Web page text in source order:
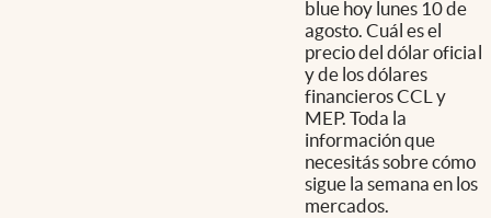
blue hoy lunes 10 de
agosto. Cuál es el
precio del dólar oficial
y de los dólares
financieros CCL y
MEP. Toda la
información que
necesitás sobre cómo
sigue la semana en los
mercados.